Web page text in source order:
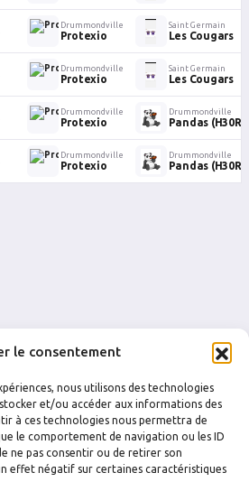
le consentement
nous utilisons des technologies
et/ou accéder aux informations des
à ces technologies nous permettra de
le comportement de navigation ou les ID
ne pas consentir ou de retirer son
effet négatif sur certaines caractéristiques
Drummondville
Protexio
Saint Germain
Les Cougars
Drummondville
Protexio
Saint Germain
Les Cougars
Drummondville
Protexio
Drummondville
Pandas (H30R)
Drummondville
Protexio
Drummondville
Pandas (H30R)